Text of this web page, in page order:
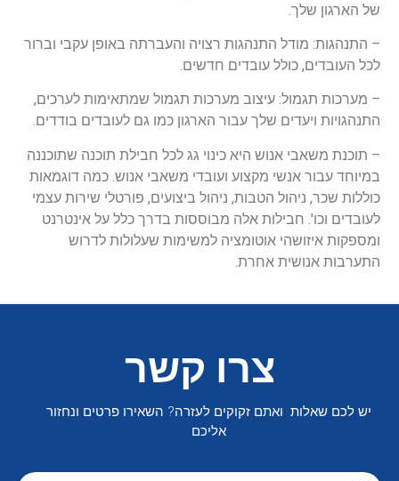
של הארגון שלך.
– התנהגות: מודל התנהגות רצויה והעברתה באופן עקבי וברור
לכל העובדים, כולל עובדים חדשים.
– מערכות תגמול: עיצוב מערכות תגמול שמתאימות לערכים,
התנהגויות ויעדים שלך עבור הארגון כמו גם לעובדים בודדים.
– תוכנת משאבי אנוש היא כינוי גג לכל חבילת תוכנה שתוכננה
במיוחד עבור אנשי מקצוע ועובדי משאבי אנוש. כמה דוגמאות
כוללות שכר, ניהול הטבות, ניהול ביצועים, פורטלי שירות עצמי
לעובדים וכו'. חבילות אלה מבוססות בדרך כלל על אינטרנט
ומספקות איזושהי אוטומציה למשימות שעלולות לדרוש
התערבות אנושית אחרת.
צרו קשר
יש לכם שאלות ואתם זקוקים לעזרה? השאירו פרטים ונחזור
אליכם